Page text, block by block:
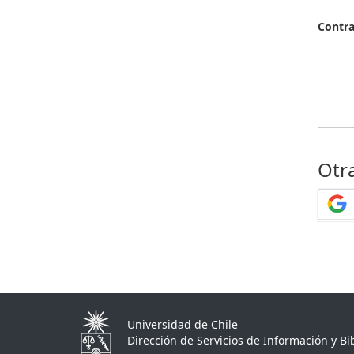
Universidad de Chile
Dirección de Servicios de Información y